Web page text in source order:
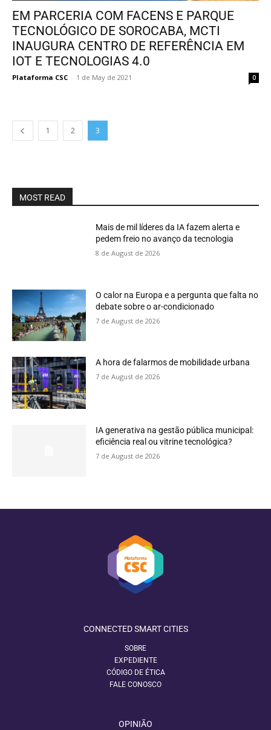
EM PARCERIA COM FACENS E PARQUE
TECNOLÓGICO DE SOROCABA, MCTI
INAUGURA CENTRO DE REFERÊNCIA EM
IOT E TECNOLOGIAS 4.0
Plataforma CSC - 1 de May de 2021 0
1 2 3
MOST READ
Mais de mil líderes da IA fazem alerta e
pedem freio no avanço da tecnologia
8 de August de 2026
O calor na Europa e a pergunta que falta no
debate sobre o ar-condicionado
7 de August de 2026
A hora de falarmos de mobilidade urbana
7 de August de 2026
IA generativa na gestão pública municipal:
eficiência real ou vitrine tecnológica?
7 de August de 2026
CONNECTED SMART CITIES
SOBRE
EXPEDIENTE
CÓDIGO DE ÉTICA
FALE CONOSCO
OPINIÃO